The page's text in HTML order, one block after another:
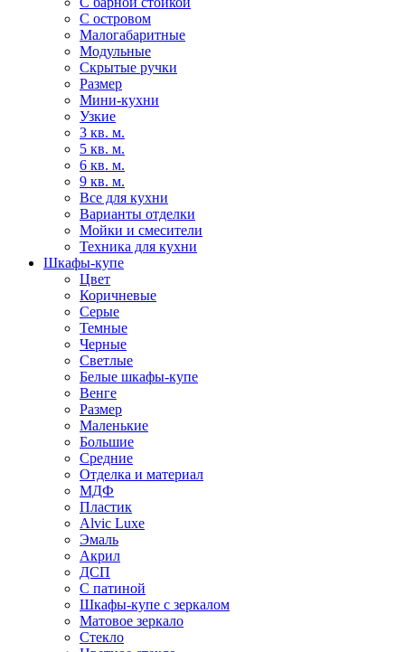
С островом
Малогабаритные
Модульные
Скрытые ручки
Размер
Мини-кухни
Узкие
3 кв. м.
5 кв. м.
6 кв. м.
9 кв. м.
Все для кухни
Варианты отделки
Мойки и смесители
Техника для кухни
Шкафы-купе
Цвет
Коричневые
Серые
Темные
Черные
Светлые
Белые шкафы-купе
Венге
Размер
Маленькие
Большие
Средние
Отделка и материал
МДФ
Пластик
Alvic Luxe
Эмаль
Акрил
ДСП
С патиной
Шкафы-купе с зеркалом
Матовое зеркало
Стекло